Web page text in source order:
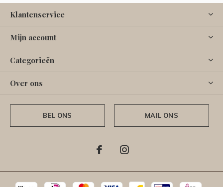
Klantenservice
Mijn account
Categorieën
Over ons
BEL ONS MAIL ONS